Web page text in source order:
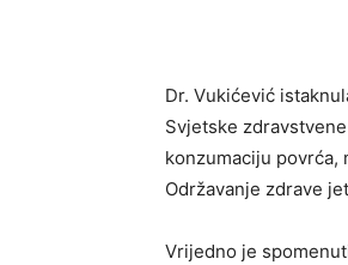
Dr. Vukićević
Svjetske
konzumaciju povrća,
Održavanje zdrave
Vrijedno je